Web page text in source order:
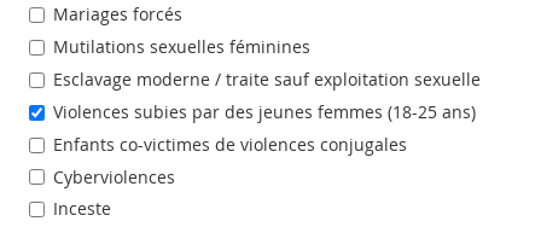
Mariages forcés
Mutilations sexuelles féminines
Esclavage moderne / traite sauf exploitation sexuelle
Violences subies par des jeunes femmes (18-25 ans)
Enfants co-victimes de violences conjugales
Cyberviolences
Inceste